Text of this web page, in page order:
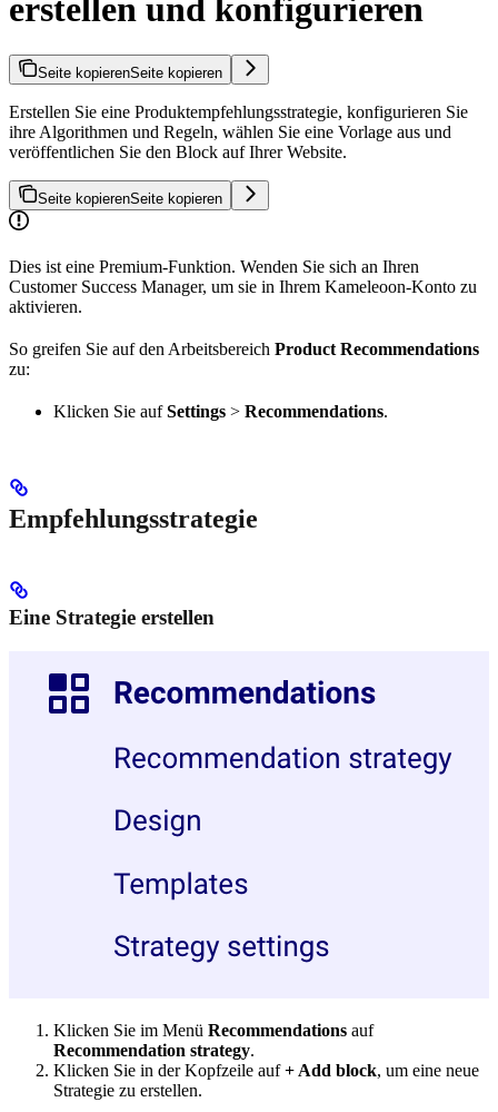
erstellen und konfigurieren
Seite kopierenSeite kopieren
Erstellen Sie eine Produktempfehlungsstrategie, konfigurieren Sie
ihre Algorithmen und Regeln, wählen Sie eine Vorlage aus und
veröffentlichen Sie den Block auf Ihrer Website.
Seite kopierenSeite kopieren
Dies ist eine Premium-Funktion. Wenden Sie sich an Ihren
Customer Success Manager, um sie in Ihrem Kameleoon-Konto zu
aktivieren.
So greifen Sie auf den Arbeitsbereich Product Recommendations
zu:
Klicken Sie aufSettings > Recommendations.
Empfehlungsstrategie
Eine Strategie erstellen
Klicken Sie im Menü Recommendations auf
Recommendation strategy.
Klicken Sie in der Kopfzeile auf+ Add block, um eine neue
Strategie zu erstellen.